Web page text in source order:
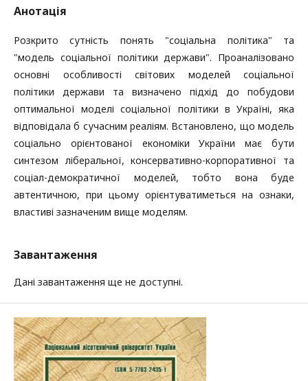
Анотація
Розкрито сутність понять "соціальна політика" та
"модель соціальної політики держави". Проаналізовано
основні особливості світових моделей соціальної
політики держави та визначено підхід до побудови
оптимальної моделі соціальної політики в Україні, яка
відповідала б сучасним реаліям. Встановлено, що модель
соціально орієнтованої економіки України має бути
синтезом ліберальної, консервативно-корпоративної та
соціал-демократичної моделей, тобто вона буде
автентичною, при цьому орієнтуватиметься на ознаки,
властиві зазначеним вище моделям.
Завантаження
Дані завантаження ще не доступні.